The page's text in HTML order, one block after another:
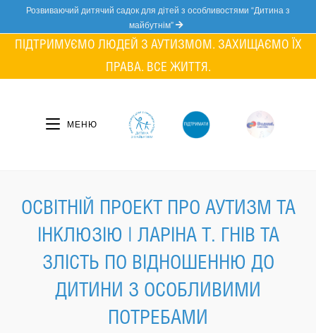
content
Розвиваючий дитячий садок для дітей з особливостями “Дитина з
майбутнім”
ПІДТРИМУЄМО ЛЮДЕЙ З АУТИЗМОМ. ЗАХИЩАЄМО ЇХ
ПРАВА. ВСЕ ЖИТТЯ.
МЕНЮ
ОСВІТНІЙ ПРОЕКТ ПРО АУТИЗМ ТА
ІНКЛЮЗІЮ | ЛАРІНА Т. ГНІВ ТА
ЗЛІСТЬ ПО ВІДНОШЕННЮ ДО
ДИТИНИ З ОСОБЛИВИМИ
ПОТРЕБАМИ